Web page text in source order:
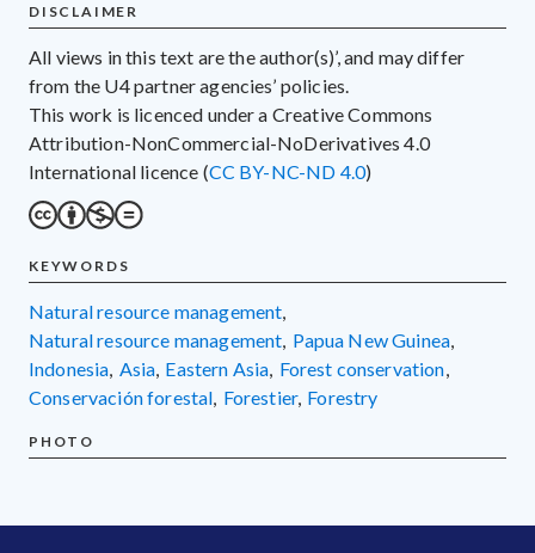
DISCLAIMER
All views in this text are the author(s)’, and may differ
from the U4 partner agencies’ policies.
This work is licenced under a Creative Commons
Attribution-NonCommercial-NoDerivatives 4.0
International licence (CC BY-NC-ND 4.0)
KEYWORDS
natural resource management
natural resource management
Papua New Guinea
Indonesia
Asia Eastern Asia forest conservation
Conservación forestal
forestier, forestry
PHOTO